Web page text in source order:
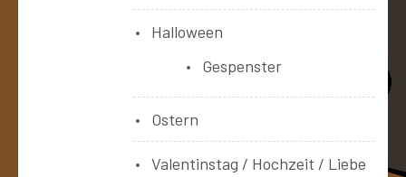
Halloween
Gespenster
Ostern
Valentinstag / Hochzeit / Liebe